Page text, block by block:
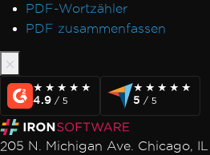
PDF-Wortzähler
PDF zusammenfassen
★★★★★
★★★★★
4.9 / 5
★★★★★
★★★★★
5 / 5
205 N. Michigan Ave. Chicago, IL